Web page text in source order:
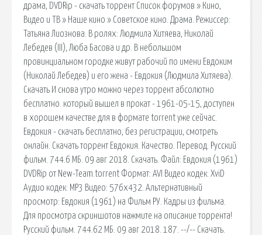
драма, DVDRip - скачать торрент Список форумов » Кино,
Видео и ТВ » Наше кино » Советское кино. Драма. Режиссер:
Татьяна Лиознова. В ролях: Людмила Хитяева, Николай
Лебедев (III), Люба Басова и др. В небольшом
провинциальном городке живут рабочий по имени Евдоким
(Николай Лебедев) и его жена - Евдокия (Людмила Хитяева).
Скачать И снова утро можно через торрент абсолютно
бесплатно. который вышел в прокат - 1961-05-15, доступен
в хорошем качестве для в формате torrent уже сейчас.
Евдокия - скачать бесплатно, без регистрации, смотреть
онлайн. Скачать торрент Евдокия. Качество. Перевод. Русский
фильм. 744.6 МБ. 09 авг 2018. Скачать. Файл: Евдокия (1961)
DVDRip от New-Team.torrent Формат: AVI Видео кодек: XviD
Аудио кодек: MP3 Видео: 576х432. Альтернативный
просмотр: Евдокия (1961) на Фильм РУ. Кадры из фильма.
Для просмотра скриншотов нажмите на описание торрента!
Русский фильм. 744.62 МБ. 09 авг 2018. 187. --/-- Скачать.